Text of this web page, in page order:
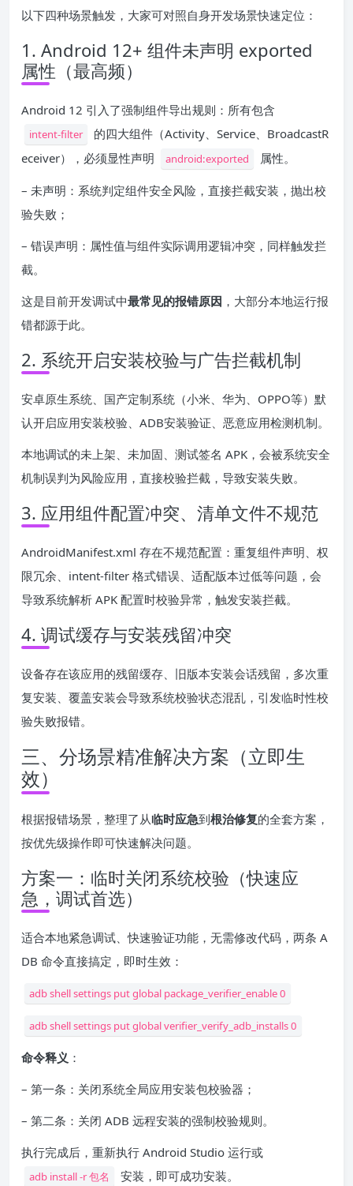
以下四种场景触发，大家可对照自身开发场景快速定位：
1. Android 12+ 组件未声明 exported
属性（最高频）
Android 12 引入了强制组件导出规则：所有包含
intent-filter
的四大组件（Activity、Service、BroadcastR
eceiver），必须显性声明
android:exported 属性。
– 未声明：系统判定组件安全风险，直接拦截安装，抛出校
验失败；
– 错误声明：属性值与组件实际调用逻辑冲突，同样触发拦
截。
这是目前开发调试中最常见的报错原因 ，大部分本地运行报
错都源于此。
2. 系统开启安装校验与广告拦截机制
安卓原生系统、国产定制系统（小米、华为、OPPO等）默
认开启应用安装校验、ADB安装验证、恶意应用检测机制。
本地调试的未上架、未加固、测试签名 APK，会被系统安全
机制误判为风险应用，直接校验拦截，导致安装失败。
3. 应用组件配置冲突、清单文件不规范
AndroidManifest.xml 存在不规范配置：重复组件声明、权
限冗余、intent-filter 格式错误、适配版本过低等问题，会
导致系统解析 APK 配置时校验异常，触发安装拦截。
4. 调试缓存与安装残留冲突
设备存在该应用的残留缓存、旧版本安装会话残留，多次重
复安装、覆盖安装会导致系统校验状态混乱，引发临时性校
验失败报错。
三、分场景精准解决方案（立即生
效）
根据报错场景，整理了从临时应急到根治修复的全套方案，
按优先级操作即可快速解决问题。
方案一：临时关闭系统校验（快速应
急，调试首选）
适合本地紧急调试、快速验证功能，无需修改代码，两条 A
DB 命令直接搞定，即时生效：
adb shell settings put global package_verifier_enable 0
adb shell settings put global verifier_verify_adb_installs 0
命令释义 ：
– 第一条：关闭系统全局应用安装包校验器；
– 第二条：关闭 ADB 远程安装的强制校验规则。
执行完成后，重新执行 Android Studio 运行或
adb install -r 包名 安装，即可成功安装。